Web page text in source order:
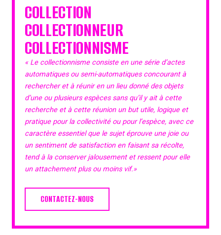
COLLECTION
COLLECTIONNEUR
COLLECTIONNISME
« Le collectionnisme consiste en une série d’actes
automatiques ou semi-automatiques concourant à
rechercher et à réunir en un lieu donné des objets
d’une ou plusieurs espèces sans qu’il y ait à cette
recherche et à cette réunion un but utile, logique et
pratique pour la collectivité ou pour l’espèce, avec ce
caractère essentiel que le sujet éprouve une joie ou
un sentiment de satisfaction en faisant sa récolte,
tend à la conserver jalousement et ressent pour elle
un attachement plus ou moins vif.»
CONTACTEZ-NOUS